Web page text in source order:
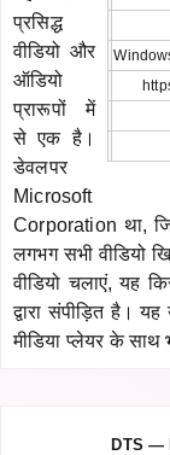
प्रसिद्ध
वीडियो और
ऑडियो
प्रारूपों में
से एक है।
डेवलपर
Microsoft
Corporation था,
लगभग सभी वीडियो
वीडियो चलाएं, यह
द्वारा संपीड़ित है।
मीडिया प्लेयर के साथ
DTS —